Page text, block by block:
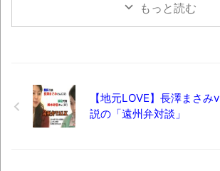
もっと読む
【地元LOVE】長澤まさ
説の「遠州弁対談」